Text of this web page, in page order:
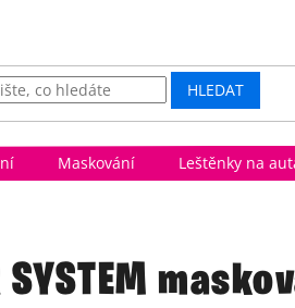
HLEDAT
Maskování Leštěnky na
SYSTEM